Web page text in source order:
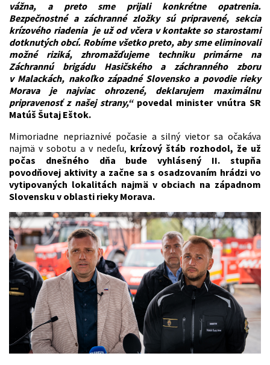
vážna, a preto sme prijali konkrétne opatrenia.
Bezpečnostné a záchranné zložky sú pripravené, sekcia
krízového riadenia je už od včera v kontakte so starostami
dotknutých obcí. Robíme všetko preto, aby sme eliminovali
možné riziká, zhromažďujeme techniku primárne na
Záchrannú brigádu Hasičského a záchranného zboru
v Malackách, nakoľko západné Slovensko a povodie rieky
Morava je najviac ohrozené, deklarujem maximálnu
pripravenosť z našej strany,“povedal minister vnútra SR
Matúš Šutaj Eštok.
Mimoriadne nepriaznivé počasie a silný vietor sa očakáva
najmä v sobotu a v nedeľu, krízový štáb rozhodol, že už
počas dnešného dňa bude vyhlásený II. stupňa
povodňovej aktivity a začne sa s osadzovaním hrádzi vo
vytipovaných lokalitách najmä v obciach na západnom
Slovensku v oblasti rieky Morava.